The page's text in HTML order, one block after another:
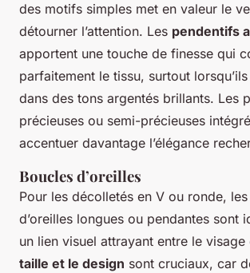
des motifs simples met en valeur le
détourner l’attention. Les pendentifs
apportent une touche de finesse qui
parfaitement le tissu, surtout
dans des tons argentés brillants. Les
précieuses ou semi-précieuses
accentuer davantage l’élégance
Boucles d’oreilles
Pour les décolletés en V ou ronde,
d’oreilles longues ou pendantes sont
un lien visuel attrayant entre le visage
taille et le design sont cruciaux, car